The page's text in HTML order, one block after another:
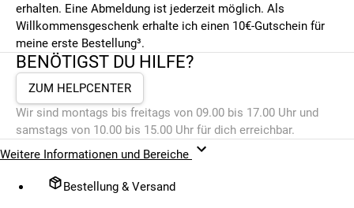
erhalten. Eine Abmeldung ist jederzeit möglich. Als
Willkommensgeschenk erhalte ich einen 10€-Gutschein für
meine erste Bestellung³.
BENÖTIGST DU HILFE?
ZUM HELPCENTER
Wir sind montags bis freitags von 09.00 bis 17.00 Uhr und
samstags von 10.00 bis 15.00 Uhr für dich erreichbar.
Weitere Informationen und Bereiche
Bestellung & Versand